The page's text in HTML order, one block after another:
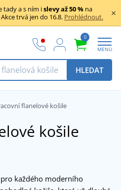
tady a s ním islevy až 50 % na
Akce trvá jen do 16.8. Prohlédnout.
0
MENU
HLEDAT
flanelové košile
košile
pro každého moderního